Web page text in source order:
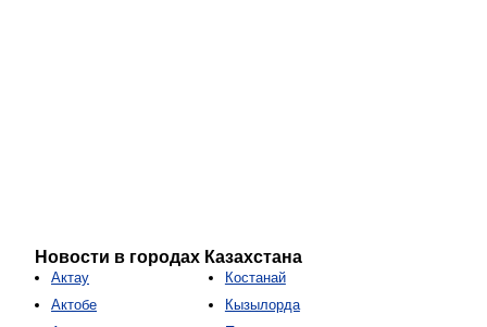
Новости в городах Казахстана
Актау
Актобе
Костанай
Кызылорда